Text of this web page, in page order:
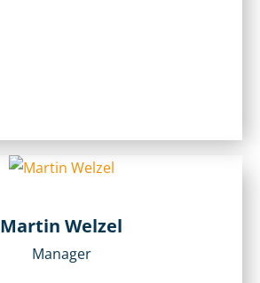
Martin Welzel
Manager